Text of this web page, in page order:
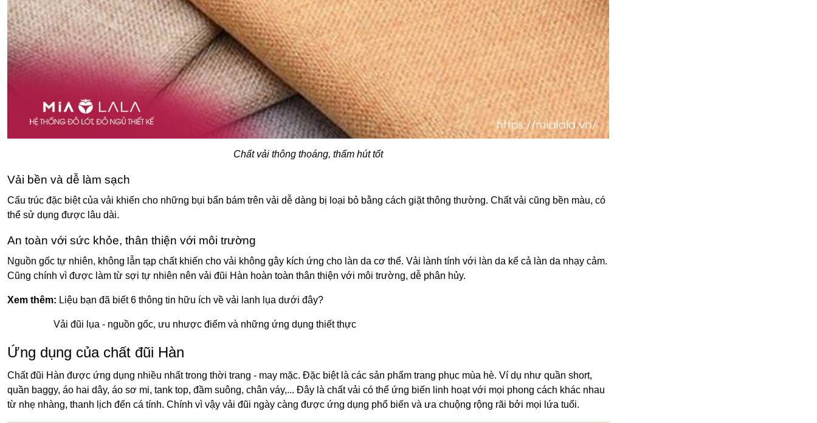
Chất vải thông thoáng, thấm hút tốt
Vải bền và dễ làm sạch
Cấu trúc đặc biệt của vải khiến cho những bụi bẩn bám trên vải dễ dàng bị loại bỏ bằng cách giặt thông thường. Chất vải cũng bền màu, có
thể sử dụng được lâu dài.
An toàn với sức khỏe, thân thiện với môi trường
Nguồn gốc tự nhiên, không lẫn tạp chất khiến cho vải không gây kích ứng cho làn da cơ thể. Vải lành tính với làn da kể cả làn da nhạy cảm.
Cũng chính vì được làm từ sợi tự nhiên nên vải đũi Hàn hoàn toàn thân thiện với môi trường, dễ phân hủy.
Xem thêm: Liệu bạn đã biết 6 thông tin hữu ích về vải lanh lụa dưới đây?
Vải đũi lụa - nguồn gốc, ưu nhược điểm và những ứng dụng thiết thực
Ứng dụng của chất đũi Hàn
Chất đũi Hàn được ứng dụng nhiều nhất trong thời trang - may mặc. Đặc biệt là các sản phẩm trang phục mùa hè. Ví dụ như quần short,
quần baggy, áo hai dây, áo sơ mi, tank top, đầm suông, chân váy,... Đây là chất vải có thể ứng biến linh hoạt với mọi phong cách khác nhau
từ nhẹ nhàng, thanh lịch đến cá tính. Chính vì vậy vải đũi ngày càng được ứng dụng phổ biến và ưa chuộng rộng rãi bởi mọi lứa tuổi.